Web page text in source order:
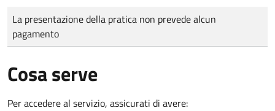
Tipo di pagamento
Importo
La presentazione della pratica non prevede alcun
pagamento
Cosa serve
Per accedere al servizio, assicurati di avere: